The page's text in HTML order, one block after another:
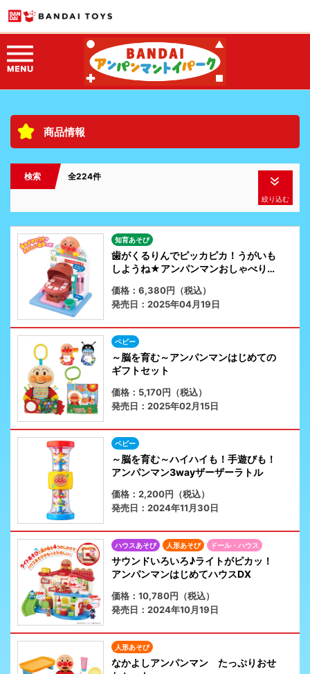
商品情報
検索 全224件
絞り込む
知育あそび
歯がくるりんでピッカピカ！うがいも
しようね★アンパンマンおしゃべりは
価格：6,380円（税込）
発売日：2025年04月19日
ベビー
～脳を育む～アンパンマンはじめての
ギフトセット
価格：5,170円（税込）
発売日：2025年02月15日
ベビー
～脳を育む～ハイハイも！手遊びも！
アンパンマン3wayザーザーラトル
価格：2,200円（税込）
発売日：2024年11月30日
ハウスあそび 人形あそび ドール・ハウス
サウンドいろいろ♪ライトがピカッ！
アンパンマンはじめてハウスDX
価格：10,780円（税込）
発売日：2024年10月19日
人形あそび
なかよしアンパンマン たっぷりおせ